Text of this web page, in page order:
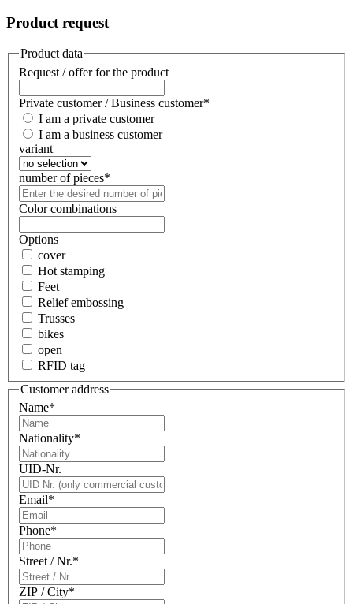
Product request
Product data
Request / offer for the product
Private customer / Business customer*
I am a private customer
I am a business customer
variant
number of pieces*
Color combinations
Options
cover
Hot stamping
Feet
Relief embossing
Trusses
bikes
open
RFID tag
Customer address
Name*
Nationality*
UID-Nr.
Email*
Phone*
Street / Nr.*
ZIP / City*